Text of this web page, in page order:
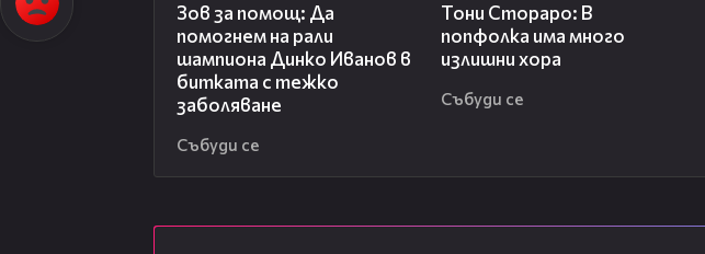
Зов за помощ: Да
помогнем на рали
шампиона Динко Иванов в
битката с тежко
заболяване
Събуди се
Тони Стораро: В
попфолка има много
излишни хора
Събуди се